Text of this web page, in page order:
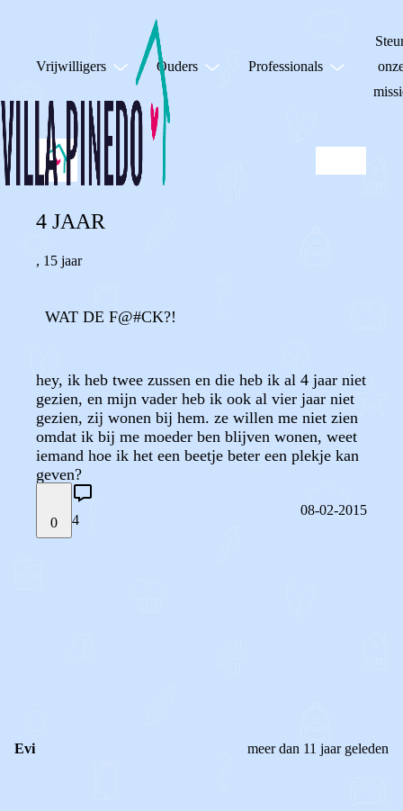
Vrijwilligers Ouders Professionals
4 JAAR
, 15 jaar
WAT DE F@#CK?!
hey, ik heb twee zussen en die heb ik al 4 jaar niet
gezien, en mijn vader heb ik ook al vier jaar niet
gezien, zij wonen bij hem. ze willen me niet zien
omdat ik bij me moeder ben blijven wonen, weet
iemand hoe ik het een beetje beter een plekje kan
geven?
0 4
08-02-2015
Evi meer dan 11 jaar geleden